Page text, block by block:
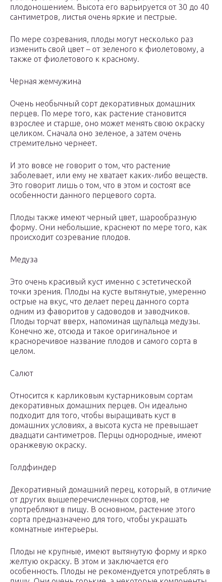
плодоношением. Высота его варьируется от 30 до 40
сантиметров, листья очень яркие и пестрые.
По мере созревания, плоды могут несколько раз
изменить свой цвет – от зеленого к фиолетовому, а
также от фиолетового к красному.
Черная жемчужина
Очень необычный сорт декоративных домашних
перцев. По мере того, как растение становится
взрослее и старше, оно может менять свою окраску
целиком. Сначала оно зеленое, а затем очень
стремительно чернеет.
И это вовсе не говорит о том, что растение
заболевает, или ему не хватает каких-либо веществ.
Это говорит лишь о том, что в этом и состоят все
особенности данного перцевого сорта.
Плоды также имеют черный цвет, шарообразную
форму. Они небольшие, краснеют по мере того, как
происходит созревание плодов.
Медуза
Это очень красивый куст именно с эстетической
точки зрения. Плоды на кусте вытянутые, умеренно
острые на вкус, что делает перец данного сорта
одним из фаворитов у садоводов и заводчиков.
Плоды торчат вверх, напоминая щупальца медузы.
Конечно же, отсюда и такое оригинальное и
красноречивое название плодов и самого сорта в
целом.
Салют
Относится к карликовым кустарниковым сортам
декоративных домашних перцев. Он идеально
подходит для того, чтобы выращивать куст в
домашних условиях, а высота куста не превышает
двадцати сантиметров. Перцы однородные, имеют
оранжевую окраску.
Голдфиндер
Декоративный домашний перец, который, в отличие
от других вышеперечисленных сортов, не
употребляют в пищу. В основном, растение этого
сорта предназначено для того, чтобы украшать
комнатные интерьеры.
Плоды не крупные, имеют вытянутую форму и ярко
желтую окраску. В этом и заключается его
особенность. Плоды не рекомендуется употреблять в